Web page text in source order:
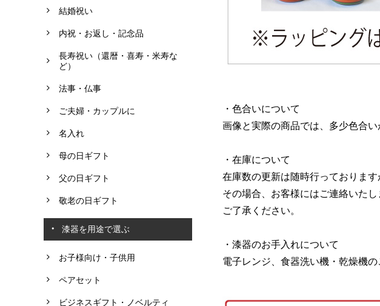
結婚祝い
内祝・お返し・記念品
長寿祝い（還暦・喜寿・米寿な
ど）
法事・仏事
ご夫婦・カップルに
名入れ
母の日ギフト
父の日ギフト
敬老の日ギフト
漆器を用途で選ぶ
お子様向け・子供用
ペアセット
ビジネスギフト・ノベルティ
・色合いについて
画像と実際の商品では、多少色合
・在庫について
在庫数の更新は随時行っておりま
その場合、お客様にはご連絡いた
ご了承ください。
・漆器のお手入れについて
電子レンジ、食器洗い機・乾燥機の